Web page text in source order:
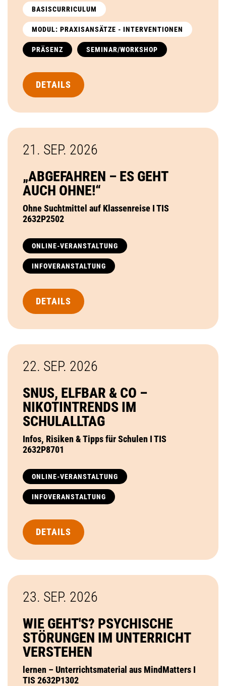
BASISCURRICULUM
MODUL: PRAXISANSÄTZE - INTERVENTIONEN
PRÄSENZ SEMINAR/WORKSHOP
DETAILS
21. SEP. 2026
„ABGEFAHREN – ES GEHT
AUCH OHNE!“
Ohne Suchtmittel auf Klassenreise I TIS
2632P2502
ONLINE-VERANSTALTUNG
INFOVERANSTALTUNG
DETAILS
22. SEP. 2026
SNUS, ELFBAR & CO –
NIKOTINTRENDS IM
SCHULALLTAG
Infos, Risiken & Tipps für Schulen I TIS
2632P8701
ONLINE-VERANSTALTUNG
INFOVERANSTALTUNG
DETAILS
23. SEP. 2026
WIE GEHT'S? PSYCHISCHE
STÖRUNGEN IM UNTERRICHT
VERSTEHEN
lernen – Unterrichtsmaterial aus MindMatters I
TIS 2632P1302